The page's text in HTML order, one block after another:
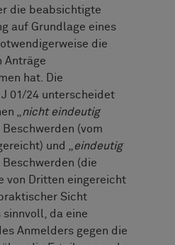
die beabsichtigte
auf Grundlage eines
die
Anträge
hat. Die
01/24 unterscheidet
„
nicht eindeutig
Beschwerden (vom
und „ eindeutig
Beschwerden (die
von Dritten eingereicht
Sicht
da eine
Anmelders gegen die